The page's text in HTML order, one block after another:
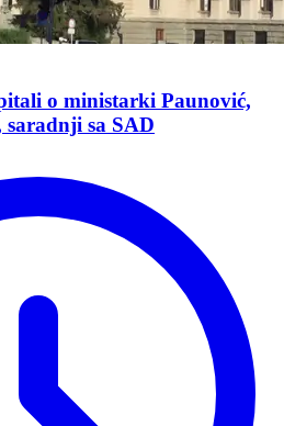
o ministarki Paunović,
sa SAD